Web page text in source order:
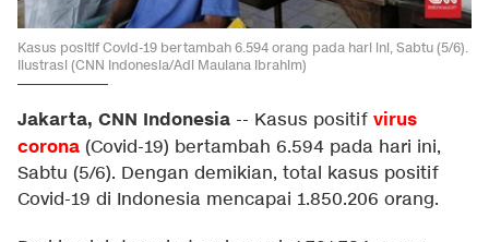
Kasus positif Covid-19 bertambah 6.594 orang pada hari ini, Sabtu (5/6).
Ilustrasi (CNN Indonesia/Adi Maulana Ibrahim)
Jakarta, CNN Indonesia -- Kasus positif virus
corona (Covid-19) bertambah 6.594 pada hari ini,
Sabtu (5/6). Dengan demikian, total kasus positif
Covid-19 di Indonesia mencapai 1.850.206 orang.